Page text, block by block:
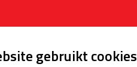
gebruikt cookies